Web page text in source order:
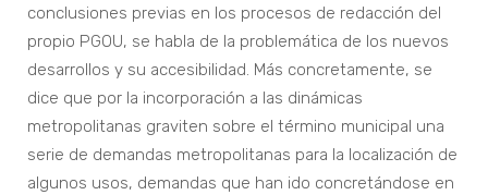
conclusiones previas en los procesos de redacción del
propio PGOU, se habla de la problemática de los nuevos
desarrollos y su accesibilidad. Más concretamente, se
dice que por la incorporación a las dinámicas
metropolitanas graviten sobre el término municipal una
serie de demandas metropolitanas para la localización de
algunos usos, demandas que han ido concretándose en